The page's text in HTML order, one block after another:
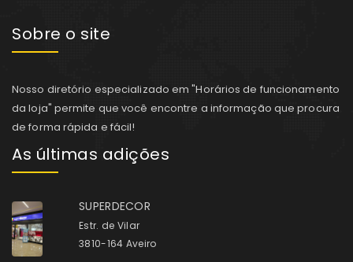
Sobre o site
Nosso diretório especializado em "Horários de funcionamento
da loja" permite que você encontre a informação que procura
de forma rápida e fácil!
As últimas adições
SUPERDECOR
Estr. de Vilar
3810-164 Aveiro